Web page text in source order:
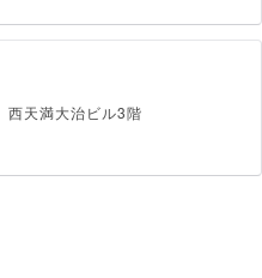
天満大治ビル3階